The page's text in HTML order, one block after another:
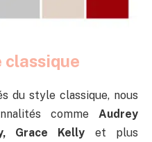
classique
du style classique, nous
comme Audrey
Grace Kelly et plus